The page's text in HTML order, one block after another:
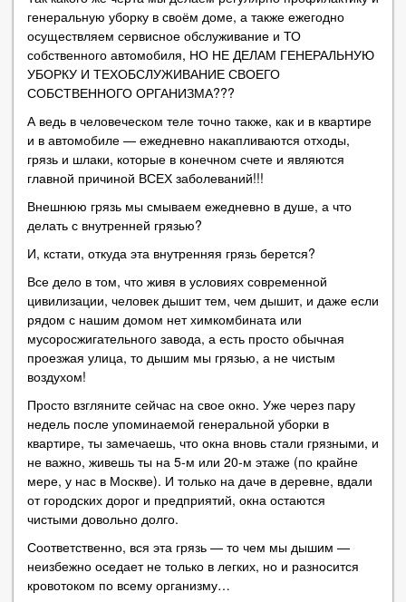
генеральную уборку в своём доме, а также ежегодно
осуществляем сервисное обслуживание и ТО
собственного автомобиля, НО НЕ ДЕЛАМ ГЕНЕРАЛЬНУЮ
УБОРКУ И ТЕХОБСЛУЖИВАНИЕ СВОЕГО
СОБСТВЕННОГО ОРГАНИЗМА???
А ведь в человеческом теле точно также, как и в квартире
и в автомобиле — ежедневно накапливаются отходы,
грязь и шлаки, которые в конечном счете и являются
главной причиной ВСЕХ заболеваний!!!
Внешнюю грязь мы смываем ежедневно в душе, а что
делать с внутренней грязью?
И, кстати, откуда эта внутренняя грязь берется?
Все дело в том, что живя в условиях современной
цивилизации, человек дышит тем, чем дышит, и даже если
рядом с нашим домом нет химкомбината или
мусоросжигательного завода, а есть просто обычная
проезжая улица, то дышим мы грязью, а не чистым
воздухом!
Просто взгляните сейчас на свое окно. Уже через пару
недель после упоминаемой генеральной уборки в
квартире, ты замечаешь, что окна вновь стали грязными, и
не важно, живешь ты на 5-м или 20-м этаже (по крайне
мере, у нас в Москве). И только на даче в деревне, вдали
от городских дорог и предприятий, окна остаются
чистыми довольно долго.
Соответственно, вся эта грязь — то чем мы дышим —
неизбежно оседает не только в легких, но и разносится
кровотоком по всему организму…